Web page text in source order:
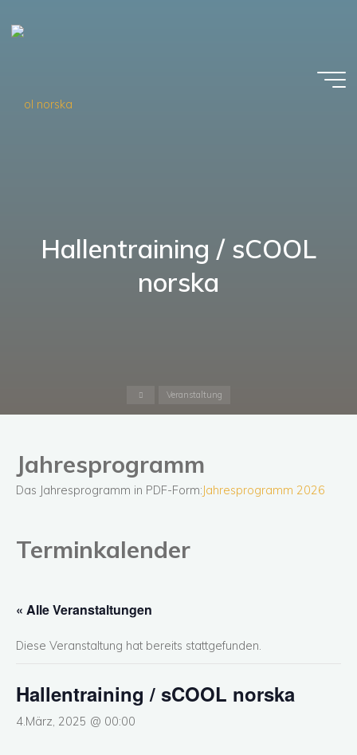
Inhalt
springen
Hallentraining / sCOOL
norska
Veranstaltung
Jahresprogramm
Das Jahresprogramm in PDF-Form:Jahresprogramm 2026
Terminkalender
« Alle Veranstaltungen
Diese Veranstaltung hat bereits stattgefunden.
Hallentraining / sCOOL norska
4.März, 2025 @ 00:00